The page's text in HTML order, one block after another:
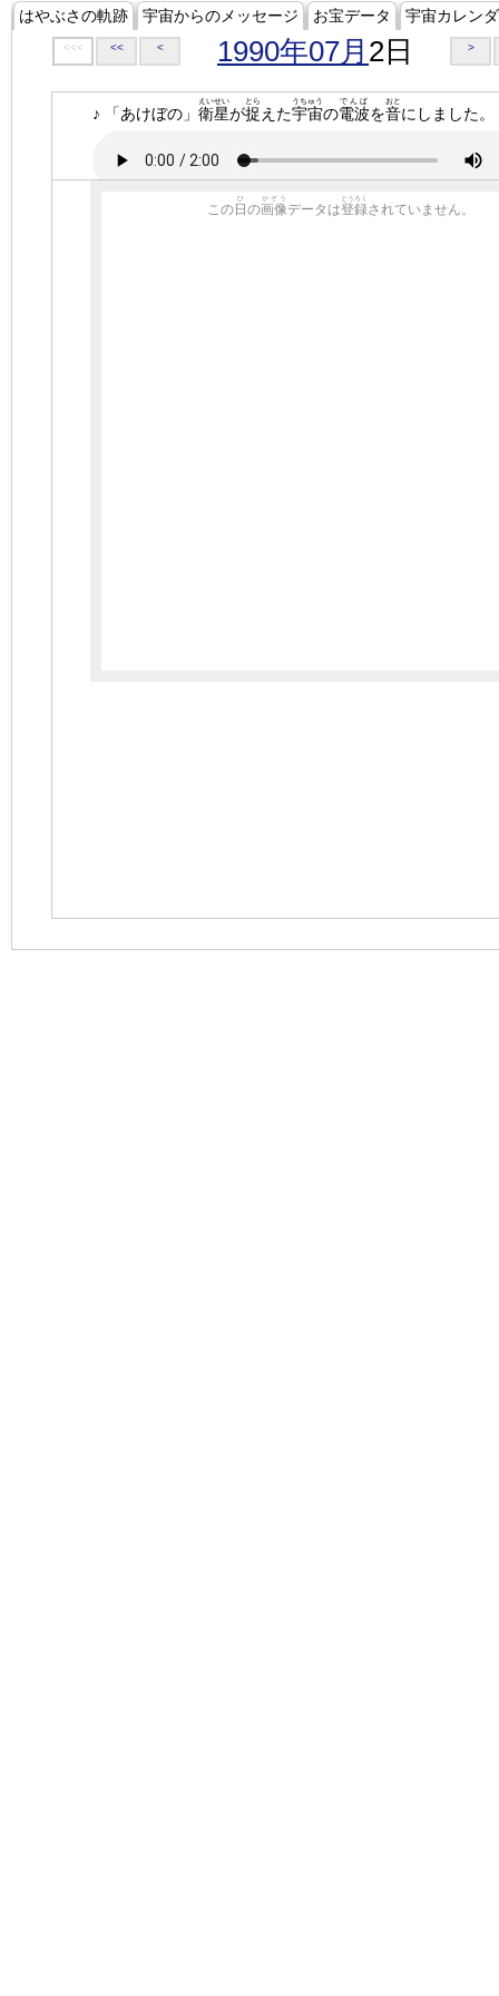
はやぶさの軌跡 宇宙からのメッセージ お宝データ 宇宙カレン
<<< << < 1990年07月 2日 >
♪ 「あけぼの」 衛星
えいせい
が捉
とら
えた宇宙
うちゅう
の電波
でんぱ
を音
おと
にしました。
この 日
ひ
の画像
がぞう
データは登録
とうろく
されていません。